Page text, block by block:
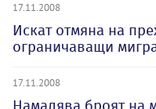
17.11.2008
Искат отмяна на
ограничаващи
17.11.2008